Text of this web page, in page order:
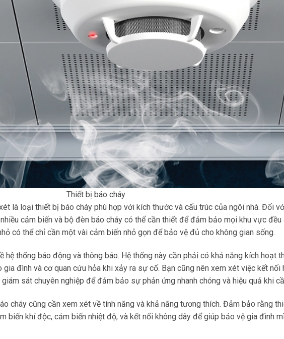
Thiết bị báo cháy
là loại thiết bị báo cháy phù hợp với kích thước và cấu trúc của ngôi nhà. Đối
cảm biến và bộ đèn báo cháy có thể cần thiết để đảm bảo mọi khu vực
có thể chỉ cần một vài cảm biến nhỏ gọn để bảo vệ đủ cho không gian sống.
hệ thống báo động và thông báo. Hệ thống này cần phải có khả năng kích hoạt
gia đình và cơ quan cứu hỏa khi xảy ra sự cố. Bạn cũng nên xem xét việc kết nối
sát chuyên nghiệp để đảm bảo sự phản ứng nhanh chóng và hiệu quả khi
cháy cũng cần xem xét về tính năng và khả năng tương thích. Đảm bảo rằng
biến khí độc, cảm biến nhiệt độ, và kết nối không dây để giúp bảo vệ gia đình